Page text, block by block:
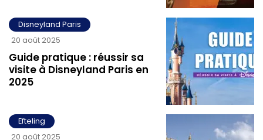
Disneyland Paris
20 août 2025
Guide pratique : réussir sa
visite à Disneyland Paris en
2025
Efteling
20 août 2025